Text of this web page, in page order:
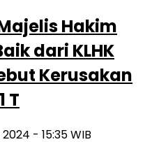
Hakim
dari KLHK
Kerusakan
T
- 15:35 WIB